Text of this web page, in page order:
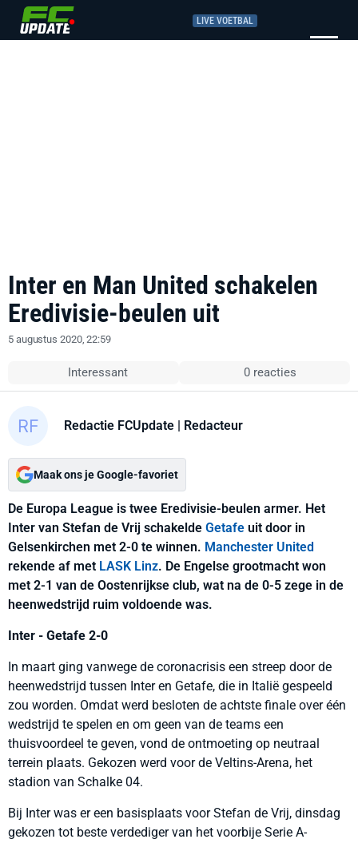
LIVE VOETBAL
Inter en Man United schakelen
Eredivisie-beulen uit
5 augustus 2020, 22:59
Interessant 0 reacties
Redactie FCUpdate | Redacteur
Maak ons je Google-favoriet
De Europa League is twee Eredivisie-beulen armer. Het
Inter van Stefan de Vrij schakelde Getafe uit door in
Gelsenkirchen met 2-0 te winnen. Manchester United
rekende af met LASK Linz. De Engelse grootmacht won
met 2-1 van de Oostenrijkse club, wat na de 0-5 zege in de
heenwedstrijd ruim voldoende was.
Inter - Getafe 2-0
In maart ging vanwege de coronacrisis een streep door de
heenwedstrijd tussen Inter en Getafe, die in Italië gespeeld
zou worden. Omdat werd besloten de achtste finale over één
wedstrijd te spelen en om geen van de teams een
thuisvoordeel te geven, vond de ontmoeting op neutraal
terrein plaats. Gekozen werd voor de Veltins-Arena, het
stadion van Schalke 04.
Bij Inter was er een basisplaats voor Stefan de Vrij, dinsdag
gekozen tot beste verdediger van het voorbije Serie A-